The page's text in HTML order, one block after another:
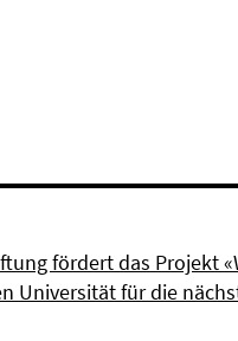
fördert das Projekt
Universität für die